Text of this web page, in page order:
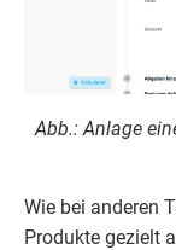
Abb.: Anla­ge
Wie bei ande­ren
Pro­duk­te gezielt